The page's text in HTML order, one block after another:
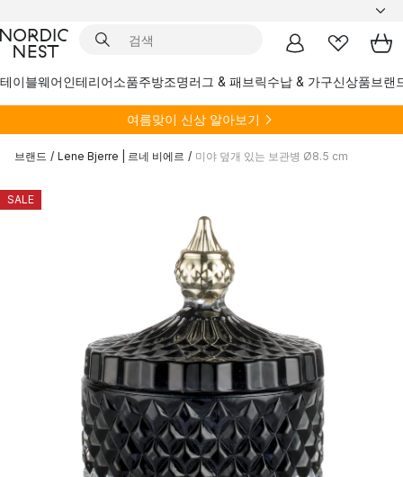
테이블웨어인테리어소품주방조명러그 & 패브릭수납 & 가구신상품브랜
여름맞이 신상 알아보기
브랜드 / Lene Bjerre | 르네 비에르 / 미야 덮개 있는 보관병 Ø8.5 cm
SALE